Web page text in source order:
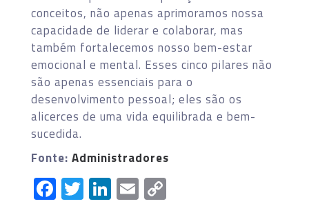
conceitos, não apenas aprimoramos nossa
capacidade de liderar e colaborar, mas
também fortalecemos nosso bem-estar
emocional e mental. Esses cinco pilares não
são apenas essenciais para o
desenvolvimento pessoal; eles são os
alicerces de uma vida equilibrada e bem-
sucedida.
Fonte: Administradores
Facebook
Twitter
LinkedIn
Email